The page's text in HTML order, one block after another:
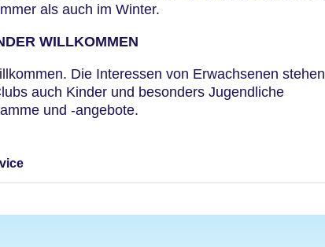
als auch im Winter.
WILLKOMMEN
Die Interessen von Erwachsenen stehen
auch Kinder und besonders Jugendliche
und -angebote.